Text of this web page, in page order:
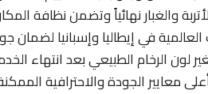
والغبار نهائياً وتضمن نظافة
في إيطاليا وإسبانيا لضمان
الرخام الطبيعي بعد انتهاء
معايير الجودة والاحترافية